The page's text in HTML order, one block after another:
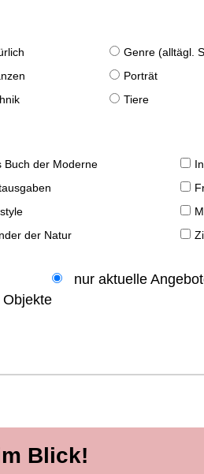
Genre (alltägl.
Porträt
Tiere
Buch der Moderne
der Natur
nur aktuelle
Blick!